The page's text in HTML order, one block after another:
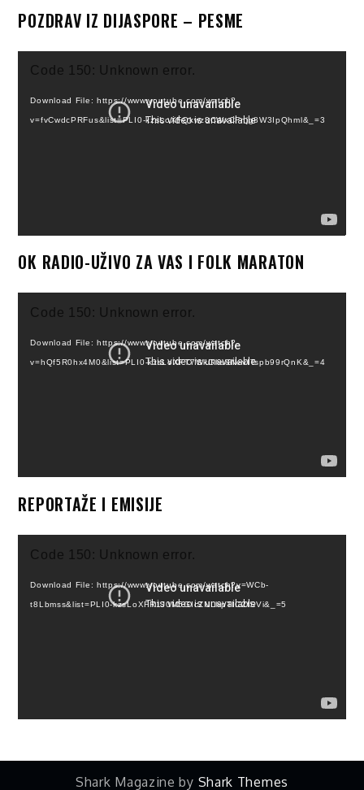
POZDRAV IZ DIJASPORE – PESME
Player
Code 150: Unknown error.
Download File: https://www.youtube.com/watch?
v=fvCwdcPRFus&list=PLI0-kzsLoXFQkwz3CWxCFnjg8W3IpQhml&_=3
OK RADIO-UŽIVO ZA VAS I FOLK MARATON
Player
Code 150: Unknown error.
Download File: https://www.youtube.com/watch?
v=hQf5R0hx4M0&list=PLI0-kzsLoXFT7WkGhs8NevITspb99rQnK&_=4
REPORTAŽE I EMISIJE
Player
Code 150: Unknown error.
Download File: https://www.youtube.com/watch?v=WCb-
t8Lbmss&list=PLI0-kzsLoXFR1J0M5GIcZNLhpTIC2fSVi&_=5
Shark Magazine by Shark Themes